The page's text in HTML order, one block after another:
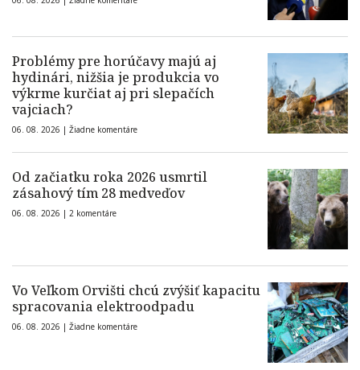
Problémy pre horúčavy majú aj
hydinári, nižšia je produkcia vo
výkrme kurčiat aj pri slepačích
vajciach?
06. 08. 2026 | Žiadne komentáre
Od začiatku roka 2026 usmrtil
zásahový tím 28 medveďov
06. 08. 2026 | 2 komentáre
Vo Veľkom Orvišti chcú zvýšiť kapacitu
spracovania elektroodpadu
06. 08. 2026 | Žiadne komentáre